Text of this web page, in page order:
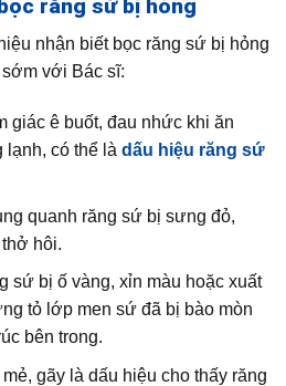
răng sứ bị hỏng
nhận biết bọc răng sứ bị hỏng
với Bác sĩ:
giác ê buốt, đau nhức khi ăn
lạnh, có thể làdấu hiệu răng sứ
quanh răng sứ bị sưng đỏ,
hôi.
sứ bị ố vàng, xỉn màu hoặc xuất
tỏ lớp men sứ đã bị bào mòn
bên trong.
gãy là dấu hiệu cho thấy răng